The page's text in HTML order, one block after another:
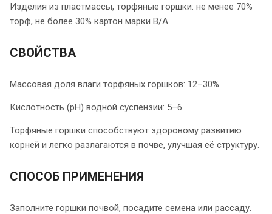
Изделия из пластмассы, торфяные горшки: не менее 70%
торф, не более 30% картон марки В/А.
СВОЙСТВА
Массовая доля влаги торфяных горшков: 12–30%.
Кислотность (рН) водной суспензии: 5–6.
Торфяные горшки способствуют здоровому развитию
корней и легко разлагаются в почве, улучшая её структуру.
СПОСОБ ПРИМЕНЕНИЯ
Заполните горшки почвой, посадите семена или рассаду.